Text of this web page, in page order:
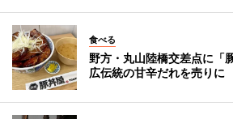
食べる
野方・丸山陸橋交差点に
広伝統の甘辛だれを売りに